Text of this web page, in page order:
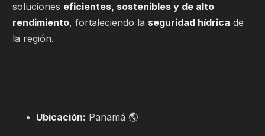
soluciones eficientes, sostenibles y de alto
rendimiento, fortaleciendo la seguridad hídrica de
la región.
Ubicación: Panamá 🌎